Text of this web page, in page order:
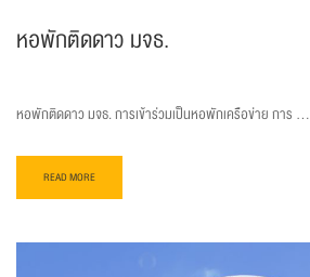
หอพักติดดาว มจธ.
หอพักติดดาว มจธ. การเข้าร่วมเป็นหอพักเครือข่าย การ …
READ MORE